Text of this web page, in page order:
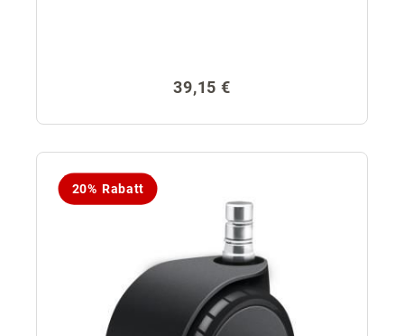
Regulärer Preis:
39,15 €
20% Rabatt